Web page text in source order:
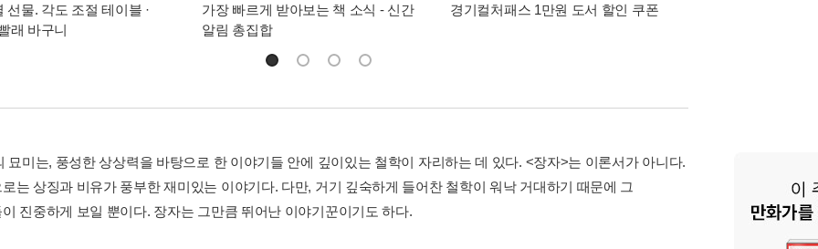
선물. 각도 조절 테이블 ·
래 바구니
가장 빠르게 받아보는 책 소식 - 신간
알림 총집합
경기컬처패스 1만원 도서 할인 쿠폰
묘미는, 풍성한 상상력을 바탕으로 한 이야기들 안에 깊이있는 철학이 자리하는 데 있다. <장자>는 이론서가 아니다.
는 상징과 비유가 풍부한 재미있는 이야기다. 다만, 거기 깊숙하게 들어찬 철학이 워낙 거대하기 때문에 그
진중하게 보일 뿐이다. 장자는 그만큼 뛰어난 이야기꾼이기도 하다.